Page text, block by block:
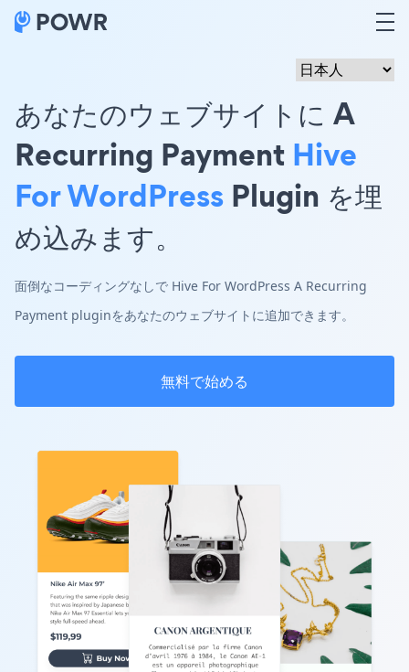
あなたのウェブサイトに A
Recurring Payment Hive
For WordPress Plugin を埋
め込みます。
面倒なコーディングなしで Hive For WordPress A Recurring
Payment pluginをあなたのウェブサイトに追加できます。
無料で始める